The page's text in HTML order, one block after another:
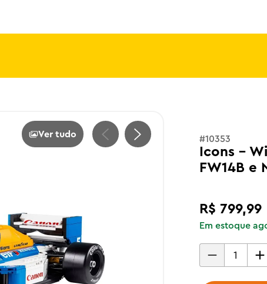
Ver tudo
#10353
Icons -
FW14B e
R$ 799,99
Em estoque
ferrari